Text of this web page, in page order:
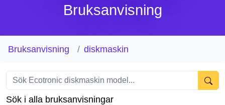
Bruksanvisning
Bruksanvisning diskmaskin
Sök i alla bruksanvisningar